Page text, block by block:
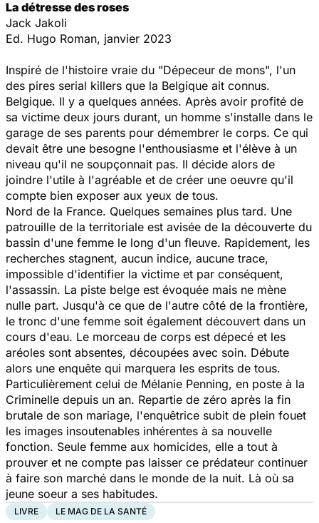
La détresse des roses
Jack Jakoli
Ed. Hugo Roman, janvier 2023
Inspiré de l'histoire vraie du "Dépeceur de mons", l'un
des pires serial killers que la Belgique ait connus.
Belgique. Il y a quelques années. Après avoir profité de
sa victime deux jours durant, un homme s'installe dans le
garage de ses parents pour démembrer le corps. Ce qui
devait être une besogne l'enthousiasme et l'élève à un
niveau qu'il ne soupçonnait pas. Il décide alors de
joindre l'utile à l'agréable et de créer une oeuvre qu'il
compte bien exposer aux yeux de tous.
Nord de la France. Quelques semaines plus tard. Une
patrouille de la territoriale est avisée de la découverte du
bassin d'une femme le long d'un fleuve. Rapidement, les
recherches stagnent, aucun indice, aucune trace,
impossible d'identifier la victime et par conséquent,
l'assassin. La piste belge est évoquée mais ne mène
nulle part. Jusqu'à ce que de l'autre côté de la frontière,
le tronc d'une femme soit également découvert dans un
cours d'eau. Le morceau de corps est dépecé et les
aréoles sont absentes, découpées avec soin. Débute
alors une enquête qui marquera les esprits de tous.
Particulièrement celui de Mélanie Penning, en poste à la
Criminelle depuis un an. Repartie de zéro après la fin
brutale de son mariage, l'enquêtrice subit de plein fouet
les images insoutenables inhérentes à sa nouvelle
fonction. Seule femme aux homicides, elle a tout à
prouver et ne compte pas laisser ce prédateur continuer
à faire son marché dans le monde de la nuit. Là où sa
jeune soeur a ses habitudes.
LIVRE LE MAG DE LA SANTÉ